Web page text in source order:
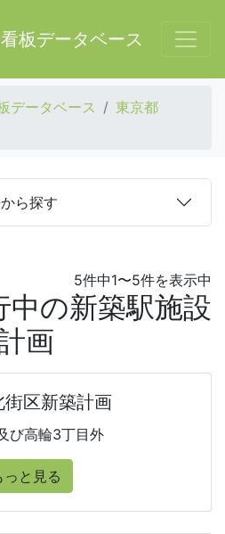
板データベース
データベース
東京都
ら探す
5件中1〜5件を表示中
中の新築駅施設
画
区新築計画
び高輪3丁目外
っと見る